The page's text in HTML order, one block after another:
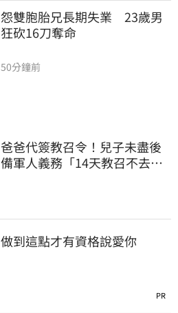
怨雙胞胎兄長期失業　23歲男
狂砍16刀奪命
50分鐘前
爸爸代簽教召令！兒子未盡後
備軍人義務「14天教召不去」
做到這點才有資格說愛你
PR